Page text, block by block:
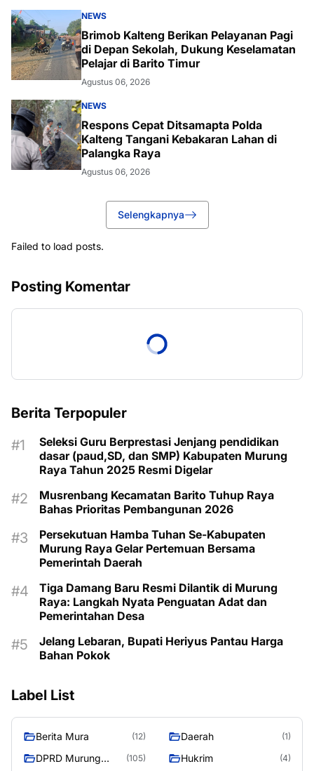
NEWS
Brimob Kalteng Berikan Pelayanan Pagi
di Depan Sekolah, Dukung Keselamatan
Pelajar di Barito Timur
Agustus 06, 2026
NEWS
Respons Cepat Ditsamapta Polda
Kalteng Tangani Kebakaran Lahan di
Palangka Raya
Agustus 06, 2026
Selengkapnya
Failed to load posts.
Posting Komentar
Berita Terpopuler
Seleksi Guru Berprestasi Jenjang pendidikan
dasar (paud,SD, dan SMP) Kabupaten Murung
Raya Tahun 2025 Resmi Digelar
Musrenbang Kecamatan Barito Tuhup Raya
Bahas Prioritas Pembangunan 2026
Persekutuan Hamba Tuhan Se-Kabupaten
Murung Raya Gelar Pertemuan Bersama
Pemerintah Daerah
Tiga Damang Baru Resmi Dilantik di Murung
Raya: Langkah Nyata Penguatan Adat dan
Pemerintahan Desa
Jelang Lebaran, Bupati Heriyus Pantau Harga
Bahan Pokok
Label List
Berita Mura (12) Daerah (1)
DPRD Murung
(105) Hukrim (4)